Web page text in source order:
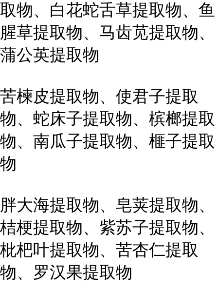
取物、白花蛇舌草提取物、鱼
腥草提取物、马齿苋提取物、
蒲公英提取物
苦楝皮提取物、使君子提取
物、蛇床子提取物、槟榔提取
物、南瓜子提取物、榧子提取
物
胖大海提取物、皂荚提取物、
桔梗提取物、紫苏子提取物、
枇杷叶提取物、苦杏仁提取
物、罗汉果提取物